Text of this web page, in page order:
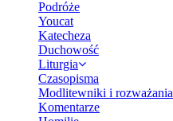
Podróże
Youcat
Katecheza
Duchowość
Liturgia
Czasopisma
Modlitewniki i rozważania
Komentarze